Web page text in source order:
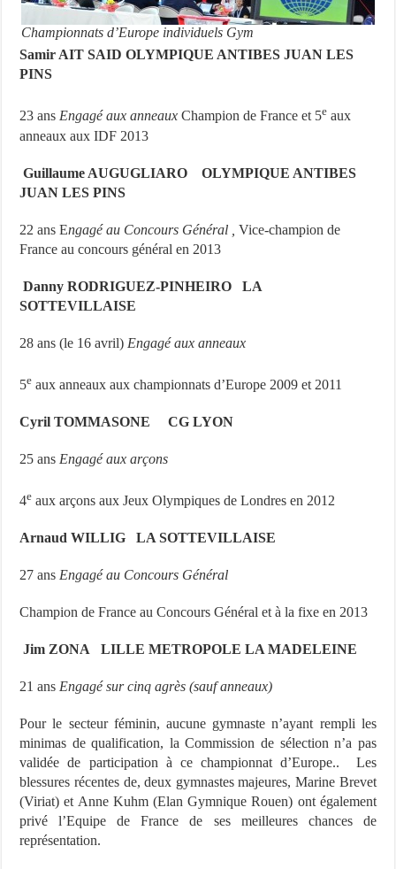
Championnats d’Europe individuels Gym
Samir AIT SAID OLYMPIQUE ANTIBES JUAN LES
PINS
23 ansEngagé aux anneauxChampion de France et 5e aux
anneaux aux IDF 2013
Guillaume AUGUGLIARO OLYMPIQUE ANTIBES
JUAN LES PINS
22 ans Engagé au Concours Général ,Vice-champion de
France au concours général en 2013
Danny RODRIGUEZ-PINHEIRO LA
SOTTEVILLAISE
28 ans (le 16 avril) Engagé aux anneaux
5e aux anneaux aux championnats d’Europe 2009 et 2011
Cyril TOMMASONE CG LYON
25 ans Engagé aux arçons
4e aux arçons aux Jeux Olympiques de Londres en 2012
Arnaud WILLIG LA SOTTEVILLAISE
27 ans Engagé au Concours Général
Champion de France au Concours Général et à la fixe en 2013
Jim ZONA LILLE METROPOLE LA MADELEINE
21 ans Engagé sur cinq agrès (sauf anneaux)
Pour le secteur féminin, aucune gymnaste n’ayant rempli les
minimas de qualification, la Commission de sélection n’a pas
validée de participation à ce championnat d’Europe.. Les
blessures récentes de, deux gymnastes majeures, Marine Brevet
(Viriat) et Anne Kuhm (Elan Gymnique Rouen) ont également
privé l’Equipe de France de ses meilleures chances de
représentation.